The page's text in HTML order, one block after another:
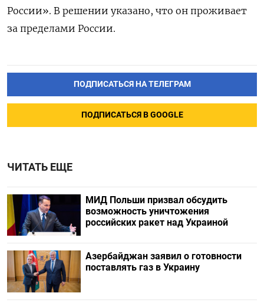
России». В решении указано, что он проживает
за пределами России.
ПОДПИСАТЬСЯ НА ТЕЛЕГРАМ
ПОДПИСАТЬСЯ В GOOGLE
ЧИТАТЬ ЕЩЕ
МИД Польши призвал обсудить
возможность уничтожения
российских ракет над Украиной
Азербайджан заявил о готовности
поставлять газ в Украину